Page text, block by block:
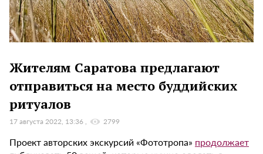
Жителям Саратова предлагают
отправиться на место буддийских
ритуалов
17 августа 2022, 13:36 2799
Проект авторских экскурсий «Фототропа» продолжает